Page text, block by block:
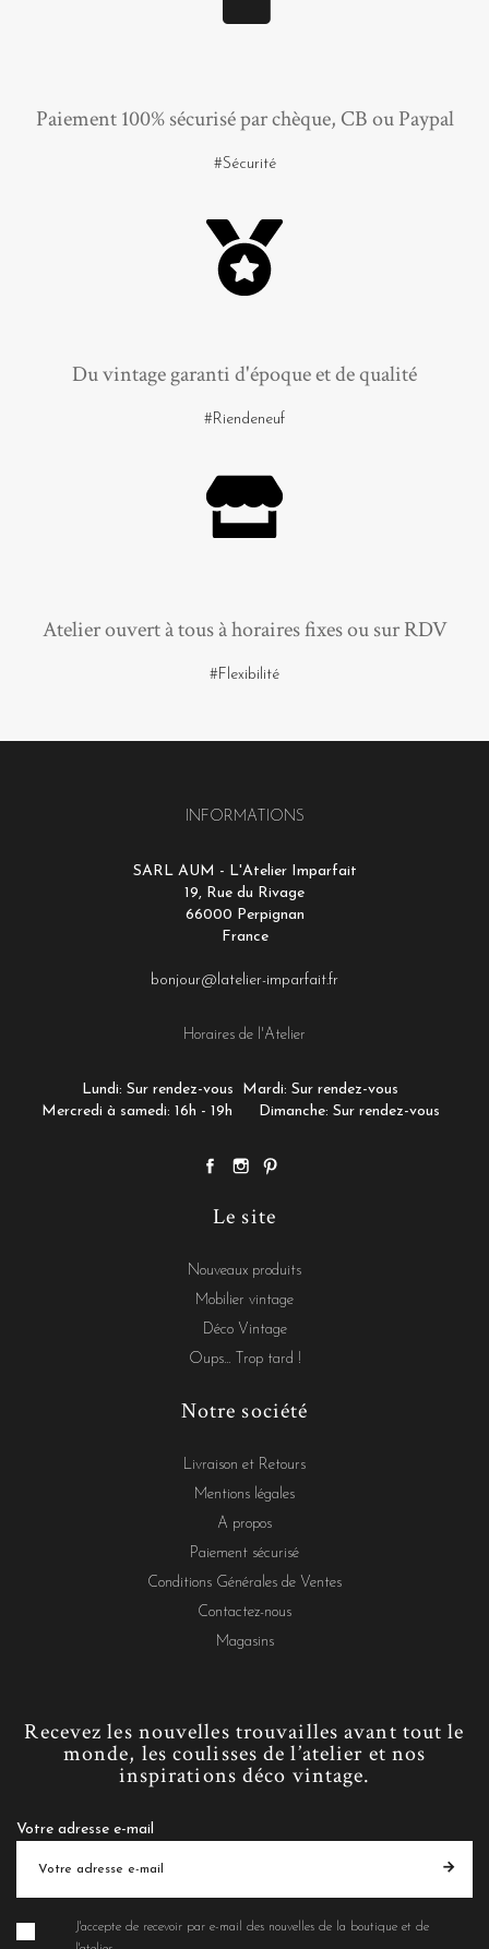
Paiement 100% sécurisé par chèque, CB ou Paypal
#Sécurité
Du vintage garanti d'époque et de qualité
#Riendeneuf
Atelier ouvert à tous à horaires fixes ou sur RDV
#Flexibilité
INFORMATIONS
SARL AUM - L'Atelier Imparfait
19, Rue du Rivage
66000 Perpignan
France
bonjour@latelier-imparfait.fr
Horaires de l'Atelier
Lundi: Sur rendez-vous
Mardi: Sur rendez-vous
Mercredi à samedi: 16h - 19h
Dimanche: Sur rendez-vous
Le site
Nouveaux produits
Mobilier vintage
Déco Vintage
Oups... Trop tard !
Notre société
Livraison et Retours
Mentions légales
A propos
Paiement sécurisé
Conditions Générales de Ventes
Contactez-nous
Magasins
Recevez les nouvelles trouvailles avant tout le
monde, les coulisses de l’atelier et nos
inspirations déco vintage.
Votre adresse e-mail
J'accepte de recevoir par e-mail des nouvelles de la boutique et de